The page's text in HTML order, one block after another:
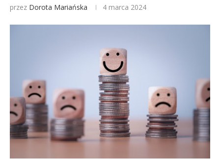
przez Dorota Mariańska 4 marca 2024